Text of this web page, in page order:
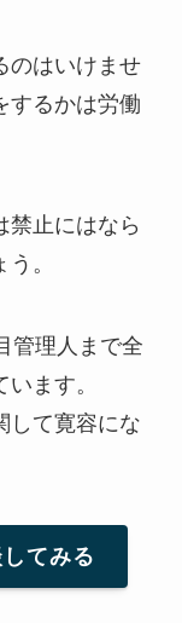
のはいけませ
するかは労働
禁止にはなら
。
管理人まで全
ます。
して寛容にな
てみる